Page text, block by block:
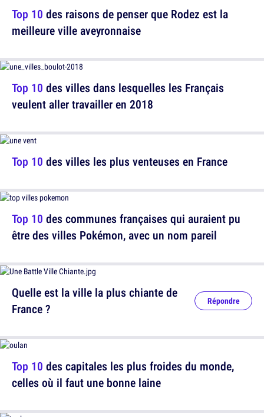
Top 10 des raisons de penser que Rodez est la
meilleure ville aveyronnaise
Top 10 des villes les plus venteuses en France
Quelle est la ville la plus chiante de
France ?
Répondre
Top 10 des villes dans lesquelles les Français
veulent aller travailler en 2018
Top 10 des communes françaises qui auraient pu
être des villes Pokémon, avec un nom pareil
Top 10 des capitales les plus froides du monde,
celles où il faut une bonne laine